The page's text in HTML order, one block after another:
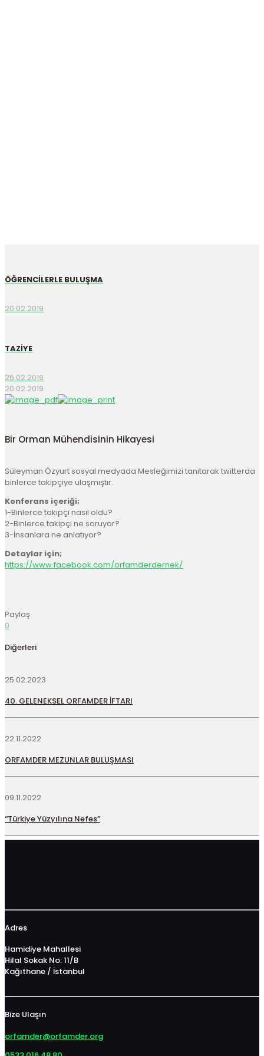
ÖĞRENCİLERLE BULUŞMA
20.02.2019
TAZİYE
25.02.2019
20.02.2019
Bir Orman Mühendisinin Hikayesi
Süleyman Özyurt sosyal medyada Mesleğimizi tanıtarak twitterda
binlerce takipçiye ulaşmıştır.
Konferans içeriği;
1-Binlerce takipçi nasıl oldu?
2-Binlerce takipçi ne soruyor?
3-İnsanlara ne anlatıyor?
Detaylar için;
https://www.facebook.com/orfamderdernek/
Paylaş
0
Diğerleri
25.02.2023
40. GELENEKSEL ORFAMDER İFTARI
22.11.2022
ORFAMDER MEZUNLAR BULUŞMASI
09.11.2022
“Türkiye Yüzyılına Nefes”
Adres
Hamidiye Mahallesi
Hilal Sokak No: 11/B
Kağıthane / İstanbul
Bize Ulaşın
orfamder@orfamder.org